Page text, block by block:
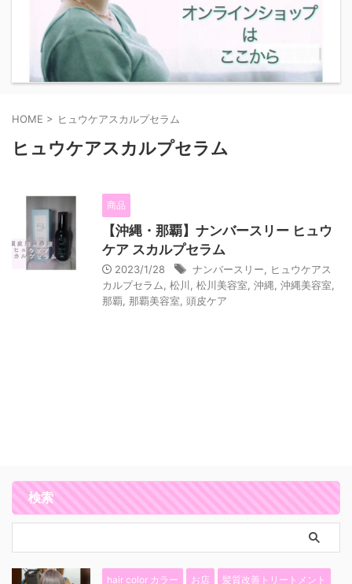
HOME > ヒュウケアスカルプセラム
ヒュウケアスカルプセラム
商品
【沖縄・那覇】ナンバースリー ヒュウ
ケア スカルプセラム
2023/1/28 ナンバースリー
ヒュウケアス
カルプセラム
松川 松川美容室 沖縄 沖縄美容室
那覇 那覇美容室 頭皮ケア
検索
hair color カラー お店 髪質改善トリートメント